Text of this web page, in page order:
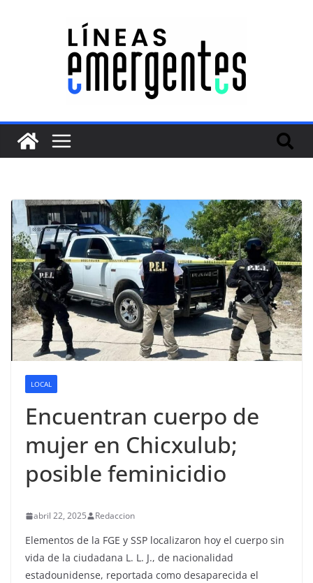
LOCAL
Encuentran cuerpo de
mujer en Chicxulub;
posible feminicidio
abril 22, 2025 Redaccion
Elementos de la FGE y SSP localizaron hoy el cuerpo sin
vida de la ciudadana L. L. J., de nacionalidad
estadounidense, reportada como desaparecida el